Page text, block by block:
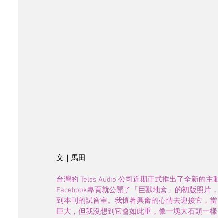
文｜馬田
台灣的 Telos Audio 公司近期正式推出了全新的主
Facebook專頁就公開了「巨獸地盒」的初版照片
到本刊的試音室。我懷著興奮的心情去迎接它，
巨大，但我沒想到它會如此重，像一塊大石頭一